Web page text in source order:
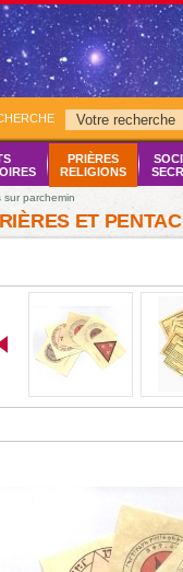
PRIÈRES
RELIGIONS
sur parchemin
ET